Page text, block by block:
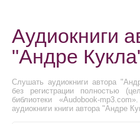
Аудиокниги
"Андре
Слушать аудиокниги автора
без регистрации полностью
библиотеки «Audobook-
аудиокниги книги автора "Андре